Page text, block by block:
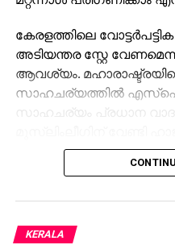
കേരളത്തിലെ
അടിയന്തര സ്റ്റേ
ആവശ്യം.
സാഹചര്യത്തില്‍
സാഹചര്യം പ്രധാന
അഡ്വ. ഹാരിസ് ബീരാന്‍
കേരളത്തില്‍ blo
KERALA